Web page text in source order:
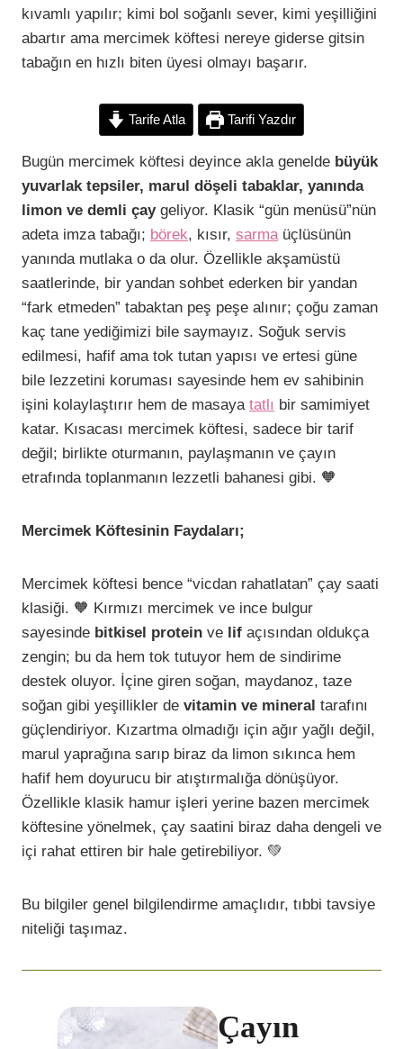
kıvamlı yapılır; kimi bol soğanlı sever, kimi yeşilliğini
abartır ama mercimek köftesi nereye giderse gitsin
tabağın en hızlı biten üyesi olmayı başarır.
Tarife Atla Tarifi Yazdır
Bugün mercimek köftesi deyince akla genelde büyük
yuvarlak tepsiler, marul döşeli tabaklar, yanında
limon ve demli çaygeliyor. Klasik “gün menüsü”nün
adeta imza tabağı; börek, kısır, sarmaüçlüsünün
yanında mutlaka o da olur. Özellikle akşamüstü
saatlerinde, bir yandan sohbet ederken bir yandan
“fark etmeden” tabaktan peş peşe alınır; çoğu zaman
kaç tane yediğimizi bile saymayız. Soğuk servis
edilmesi, hafif ama tok tutan yapısı ve ertesi güne
bile lezzetini koruması sayesinde hem ev sahibinin
işini kolaylaştırır hem de masaya tatlı bir samimiyet
katar. Kısacası mercimek köftesi, sadece bir tarif
değil; birlikte oturmanın, paylaşmanın ve çayın
etrafında toplanmanın lezzetli bahanesi gibi. 🧡
Mercimek Köftesinin Faydaları;
Mercimek köftesi bence “vicdan rahatlatan” çay saati
klasiği. 🧡 Kırmızı mercimek ve ince bulgur
sayesinde bitkisel protein ve lif açısından oldukça
zengin; bu da hem tok tutuyor hem de sindirime
destek oluyor. İçine giren soğan, maydanoz, taze
soğan gibi yeşillikler de vitamin ve mineral tarafını
güçlendiriyor. Kızartma olmadığı için ağır yağlı değil,
marul yaprağına sarıp biraz da limon sıkınca hem
hafif hem doyurucu bir atıştırmalığa dönüşüyor.
Özellikle klasik hamur işleri yerine bazen mercimek
köftesine yönelmek, çay saatini biraz daha dengeli ve
içi rahat ettiren bir hale getirebiliyor. 💚
Bu bilgiler genel bilgilendirme amaçlıdır, tıbbi tavsiye
niteliği taşımaz.
Çayın